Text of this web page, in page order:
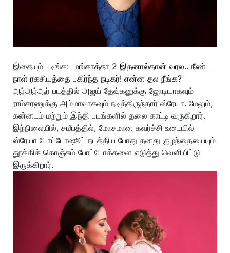
இதையும் படிங்க: மங்காத்தா 2 இதனால்தான் வரல.. நீண்ட
நாள் ரகசியத்தை பகிர்ந்த நடிகர்! என்ன தல நீங்க?
ஆர்ஆர்ஆர் படத்தில் அஜய் தேவ்கனுக்கு ஜோடியாகவும்
ராம்சரணுக்கு அம்மாவாகவும் நடித்திருந்தார் ஸ்ரேயா. மேலும்,
கன்னடம் மற்றும் இந்தி படங்களில் தலை காட்டி வருகிறார்.
இந்நிலையில், சமீபத்தில், மோசமான கவர்ச்சி உடையில்
ஸ்ரேயா போட்டோஷூட் நடத்திய போது தனது குழந்தையையும்
தூக்கிக் கொஞ்சும் போட்டோக்களை எடுத்து வெளியிட்டு
இருக்கிறார்.